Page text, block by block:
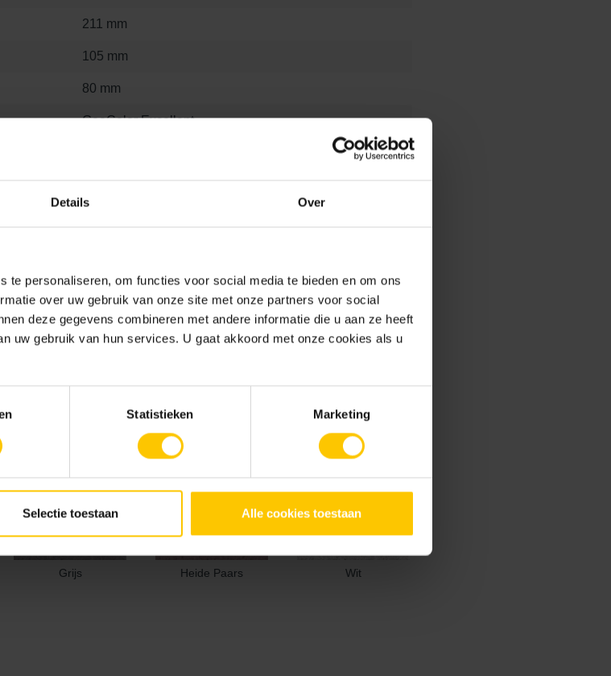
Details Over
te personaliseren, om functies voor social media te bieden en om ons
over uw gebruik van onze site met onze partners voor social
deze gegevens combineren met andere informatie die u aan ze heeft
uw gebruik van hun services. U gaat akkoord met onze cookies als u
Statistieken Marketing
Selectie toestaan Alle cookies toestaan
211 mm
105 mm
80 mm
GeoColor Excellent
Grijs Heide Paars Wit